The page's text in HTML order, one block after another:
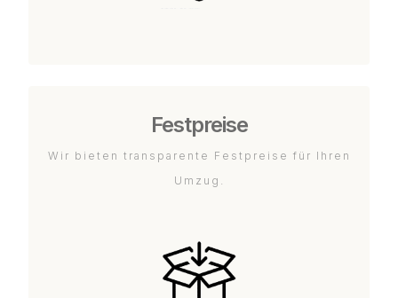
Festpreise
Wir bieten transparente Festpreise für Ihren
Umzug.